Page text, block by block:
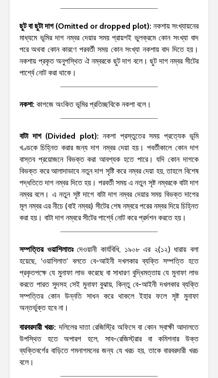
ছুট বা ছুটা দাগ (Omitted or dropped plot): নকশায় সংখ্যায়নের
মাধ্যমে ভূমির দাগ নম্বর দেয়ার সময় প্রায়শই ভুলক্রমে কোন সংখ্যা বাদ
পরে অথবা কোন কারণে পরবর্তী সময় কোন সংখ্যা নকশায় বাদ দিতে হয়।
নকশায় প্রকৃত অনুপস্থিত ঐ নম্বরকে ছুট দাগ বলে। ছুট দাগ নম্বর সীটের
পার্শ্বে নোট করা থাকে।
নকশা: কাগজে অংকিত ভূমির প্রতিচ্ছবিকে নকশা বলে।
বাটা দাগ (Divided plot): নকশা প্রস্তুতের সময় প্রত্যেক ভূমি
খণ্ডকে চিহ্নিত করার জন্য দাগ নম্বর দেয়া হয়। পবর্তীকালে কোন দাগ
বাস্তব প্রয়োজনে বিভক্ত করা আবশ্যক হতে পারে। যদি কোন দাগকে
বিভক্ত করে আলাদাভাবে নতুন দাগ সৃষ্টি করে নম্বর দেয়া হয়, তাহলে বিশেষ
পদ্ধতিতে দাগ নম্বর দিতে হয়। পরবর্তী সময় এ নতুন সৃষ্ট নম্বরকে বাটা দাগ
নম্বর বলে। এ নতুন সৃষ্ট দাগে বাটা দাগ নম্বর দেয়ার সময় বিভক্ত দাগের
মূল নম্বর এর নীচে (বাই নম্বর) সীটের শেষ নম্বরে পরের নম্বর দিয়ে চিহ্নিত
করা হয়। বাটা দাগ নম্বরে সীটের পার্শ্বে নোট করে প্রর্দশন করতে হয়।
সম্পত্তির ওয়াশিলাতঃদেওয়ানী কার্যবিধি, ১৯০৮ এর ২(১২) ধারায় বলা
হয়েছে, ‘ওয়াশিলাত’ বলতে বে-আইনী দখলকার ব্যক্তি সম্পত্তি হতে
প্রকৃতপক্ষে যে মুনাফা লাভ করেছে বা সাধারণ বুদ্ধিমত্তায় যে মুনাফা লাভ
করতে পারত সুদসহ সেই মুনাফা বুঝায়, কিন্তু বে-আইনী দখলকার ব্যক্তি
সম্পত্তির কোন উন্নতি সাধন করে থাকলে ইহার ফলে সৃষ্ট মুনাফা
অন্তর্ভুক্ত হবে না।
বারবরদারী খরচ:দলিলের দাতা রেজিস্ট্রি অফিসে বা কোন স্বাক্ষী আদালতে
উপস্থিত হতে অপারগ হলে, সাব-রেজিস্ট্রার বা কমিশনার উক্ত
ব্যক্তিবর্গের বাড়িতে গমনাগমনের জন্য যে খরচ হয়, তাকে বারবরদারী খরচ
বলে।